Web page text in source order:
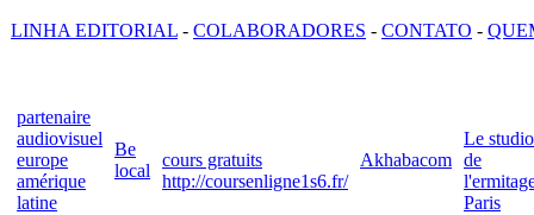
LINHA EDITORIAL - COLABORADORES - CONTATO -
partenaire
audiovisuel
europe
amérique
latine
Be
local
cours gratuits
http://coursenligne1s6.fr/
Akhabacom
Le studio
de
Paris